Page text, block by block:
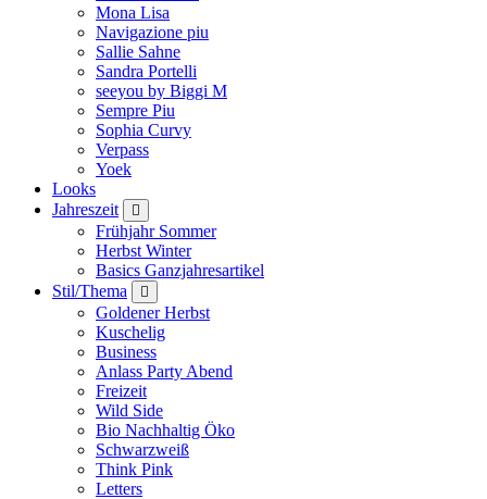
Mona Lisa
Navigazione piu
Sallie Sahne
Sandra Portelli
seeyou by Biggi M
Sempre Piu
Sophia Curvy
Verpass
Yoek
Looks
Jahreszeit
Frühjahr Sommer
Herbst Winter
Basics Ganzjahresartikel
Stil/Thema
Goldener Herbst
Kuschelig
Business
Anlass Party Abend
Freizeit
Wild Side
Bio Nachhaltig Öko
Schwarzweiß
Think Pink
Letters